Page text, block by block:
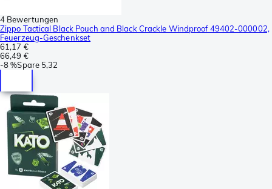
4 Bewertungen
Zippo Tactical Black Pouch and Black Crackle Windproof 49402-000002,
Feuerzeug-Geschenkset
61,17 €
66,49 €
-8 %Spare 5,32